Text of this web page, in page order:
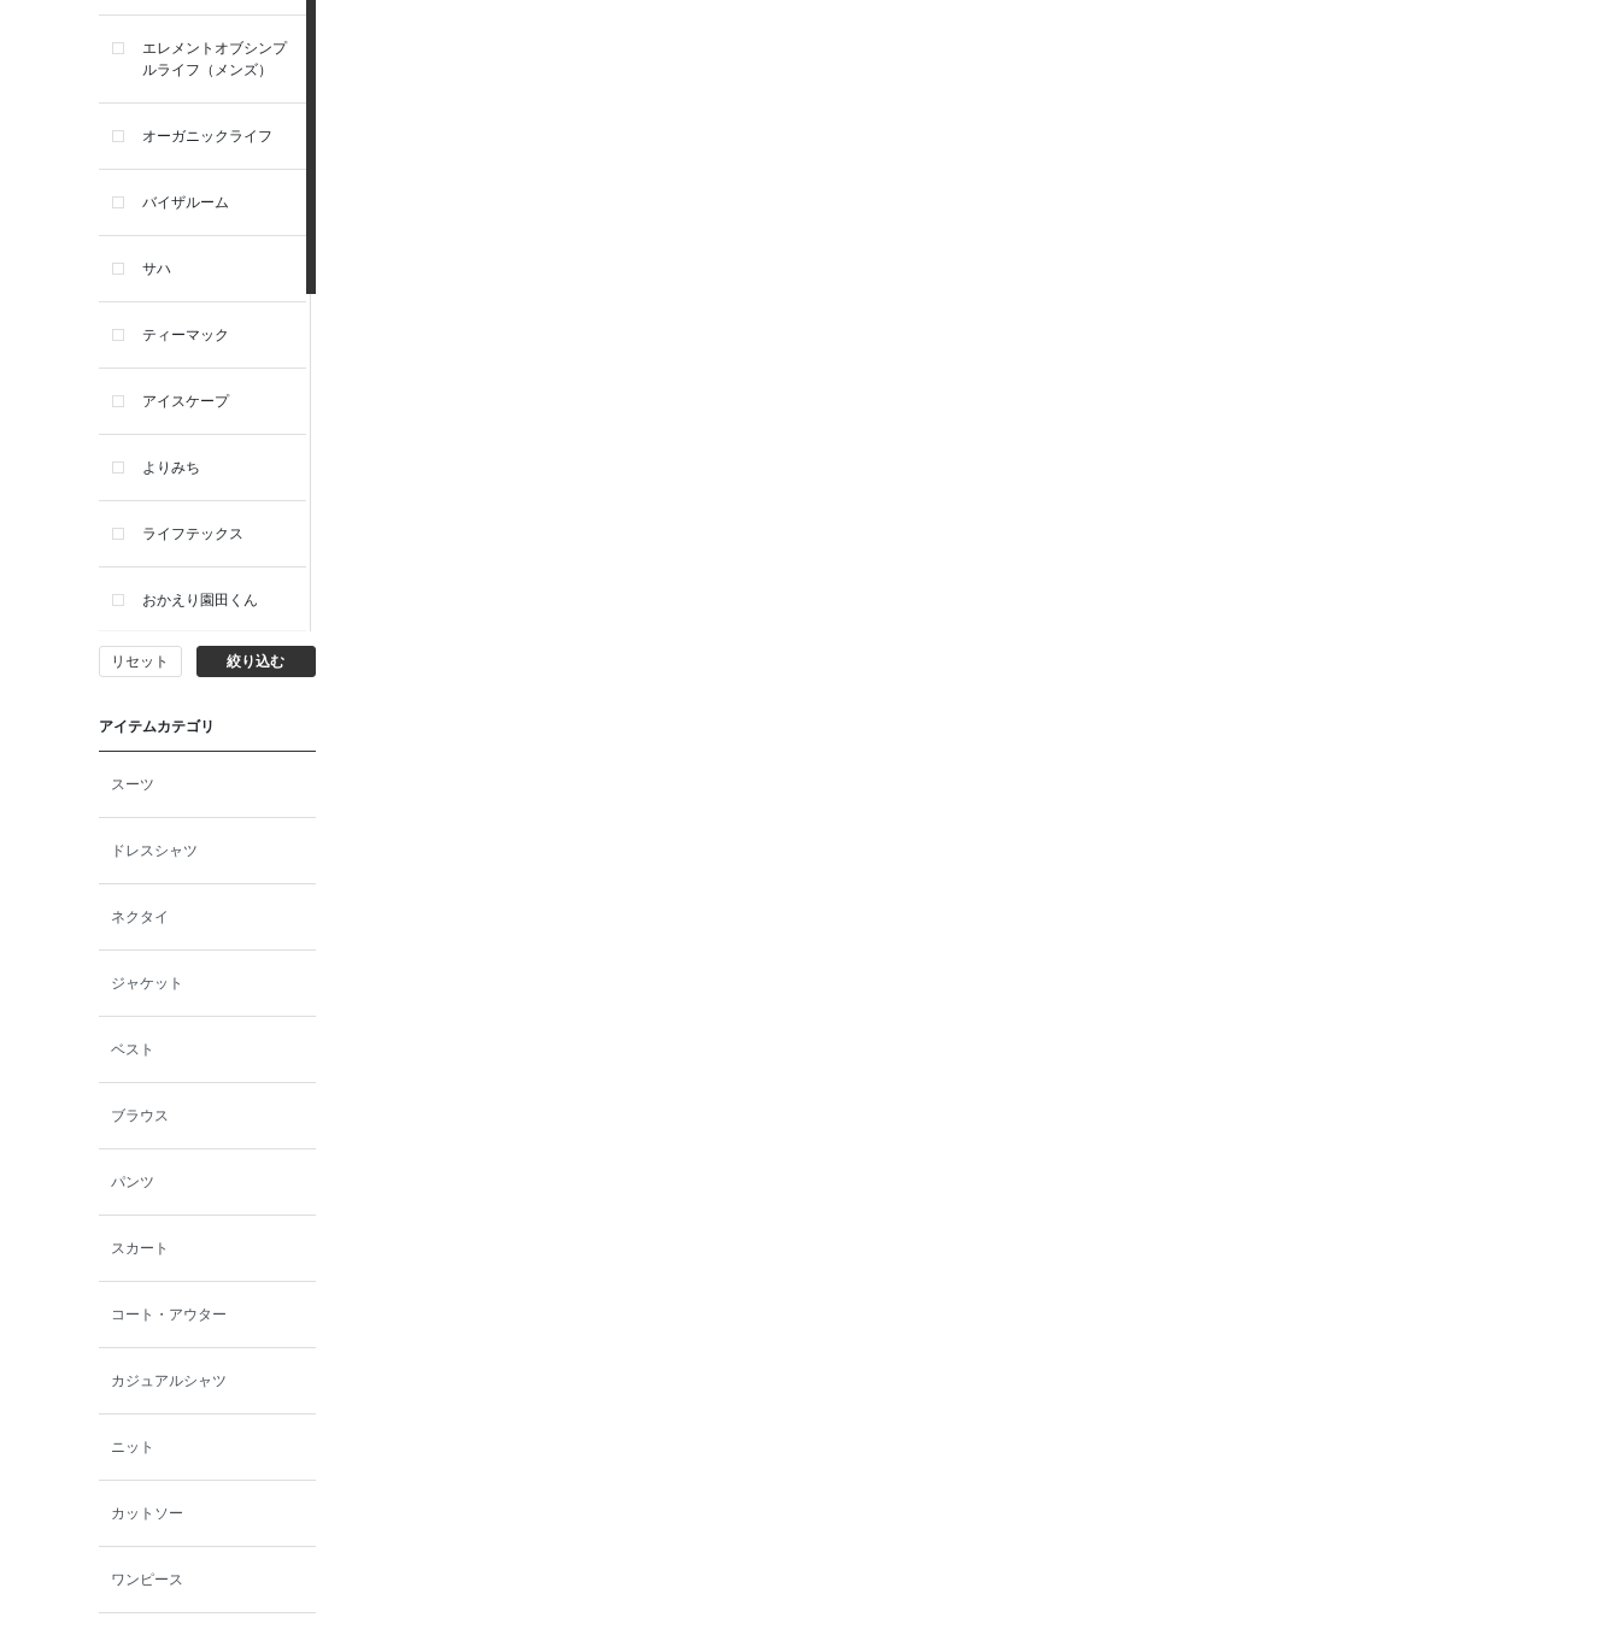
エレメントオブシンプ
ルライフ（メンズ）
オーガニックライフ
バイザルーム
サハ
ティーマック
アイスケープ
よりみち
ライフテックス
おかえり園田くん
ビー・エー・ジー
イヴィスト
ン
西脇シリーズ
小泉革店
シャミー
パーソンズジーンズ
ファインデーション
ローズペッシュ / パル
モンド
リセット 絞り込む
アイテムカテゴリ
スーツ
ドレスシャツ
ネクタイ
ジャケット
ベスト
ブラウス
パンツ
スカート
コート・アウター
カジュアルシャツ
ニット
カットソー
ワンピース